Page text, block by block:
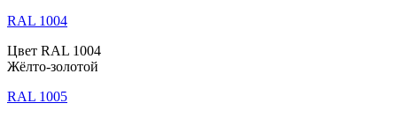
RAL 1004
Цвет RAL 1004
Жёлто-золотой
RAL 1005